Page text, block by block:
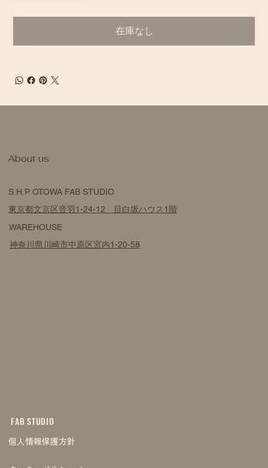
在庫なし
FAB STUDIO
個人情報保護方針
S.H.P. OTOWA FAB STUDIO
東京都文京区音羽1-24-12 目白坂ハウス1階
WAREHOUSE
神奈川県川崎市中原区宮内1-20-58
​About us